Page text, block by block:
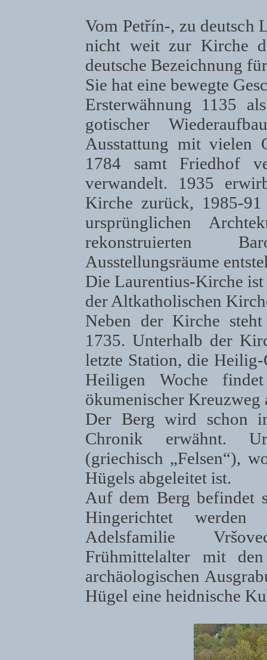
Vom Petřín-, zu deutsch
nicht weit zur Kirche
deutsche Bezeichnung
Sie hat eine bewegte
Ersterwähnung 1135
gotischer
Ausstattung mit vielen
1784 samt Friedhof
verwandelt. 1935
Kirche zurück, 1985-
ursprünglichen
rekonstruierten
Ausstellungsräume
Die Laurentius-Kirche
der Altkatholischen
Neben der Kirche
1735. Unterhalb der
letzte Station, die
Heiligen Woche
ökumenischer Kreuzweg
Der Berg wird schon
Chronik erwähnt.
(griechisch „Felsen“),
Hügels abgeleitet ist.
Auf dem Berg befindet
Hingerichtet
Adelsfamilie
Frühmittelalter mit
archäologischen
Hügel eine heidnische